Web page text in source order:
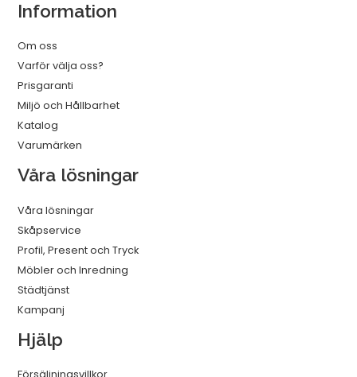
Information
Om oss
Varför välja oss?
Prisgaranti
Miljö och Hållbarhet
Katalog
Varumärken
Våra lösningar
Våra lösningar
Skåpservice
Profil, Present och Tryck
Möbler och Inredning
Städtjänst
Kampanj
Hjälp
Försäljningsvillkor